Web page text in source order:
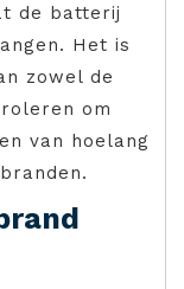
de batterij
Het is
zowel de
om
van hoelang